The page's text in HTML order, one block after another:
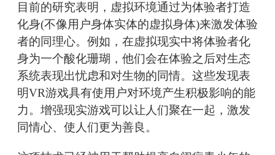
目前的研究表明，虚拟环境通过为体验者打造
化身(不像用户身体实体的虚拟身体)来激发体验
者的同理心。例如，在虚拟现实中将体验者化
身为一个酸化珊瑚，他们会在体验之后对生态
系统表现出忧虑和对生物的同情。这些发现表
明VR游戏具有使用户对环境产生积极影响的能
力。增强现实游戏可以让人们聚在一起，激发
同情心、使人们更为善良。